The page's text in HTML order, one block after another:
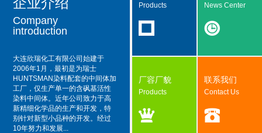
Company
introduction
大连欣瑞化工有限公司始建于
2006年1月，最初是为瑞士
HUNTSMAN染料配套的中间体加
工厂，仅生产单一的含砜基活性
染料中间体。近年公司致力于高
新精细化学品的生产和开发，特
别针对新型小品种的开发。经过
10年努力和发展...
Products News Center
厂容厂貌
Products
联系我们
Contact Us